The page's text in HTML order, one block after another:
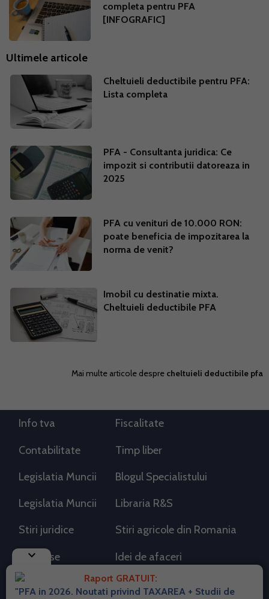
completa pentru PFA
[INFOGRAFIC]
Ultimele articole
Cheltuieli deductibile pentru PFA:
Lista completa
PFA - Consultanta juridica: Ce
impozit si contributii datoreaza in
2025
PFA cu venituri de 10.000 RON:
poate beneficia de impozitarea la
norma de venit?
Imobil cu destinatie mixta.
Cheltuieli deductibile PFA
Mai multe articole despre cheltuieli deductibile pfa
keyboard_arrow_down
Raport GRATUIT:
"PFA in 2026. Noutati privind TAXAREA + Studii de
Info tva Fiscalitate
Contabilitate Timp liber
Legislatia Muncii Blogul Specialistului
Legislatia Muncii Libraria R&S
Stiri juridice Stiri agricole din Romania
AdSense Idei de afaceri